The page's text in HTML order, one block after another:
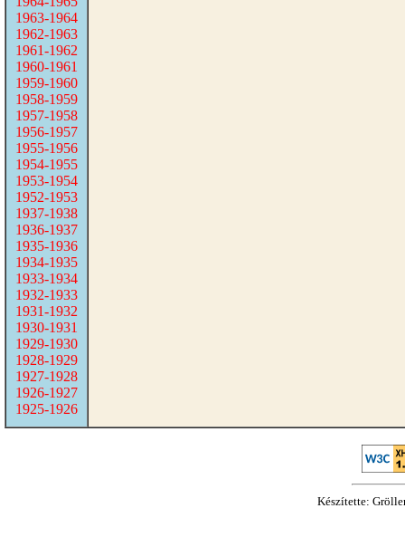
1963-1964
1962-1963
1961-1962
1960-1961
1959-1960
1958-1959
1957-1958
1956-1957
1955-1956
1954-1955
1953-1954
1952-1953
1937-1938
1936-1937
1935-1936
1934-1935
1933-1934
1932-1933
1931-1932
1930-1931
1929-1930
1928-1929
1927-1928
1926-1927
1925-1926
Készítette: